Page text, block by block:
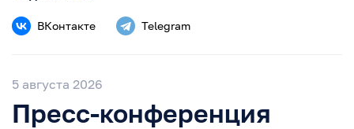
ВКонтакте Telegram
5 августа 2026
Пресс-конференция